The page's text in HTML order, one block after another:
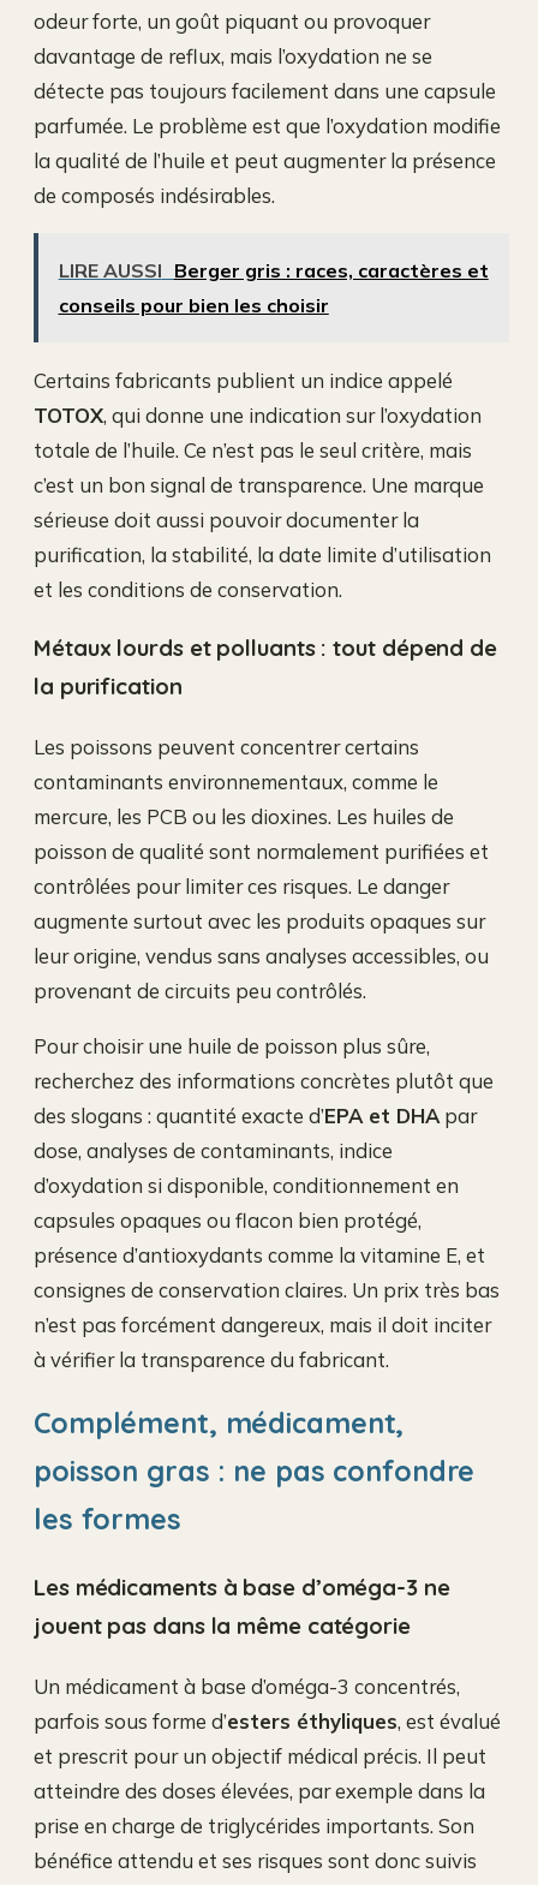
odeur forte, un goût piquant ou provoquer
davantage de reflux, mais l’oxydation ne se
détecte pas toujours facilement dans une capsule
parfumée. Le problème est que l’oxydation modifie
la qualité de l’huile et peut augmenter la présence
de composés indésirables.
LIRE AUSSI Berger gris : races, caractères et
conseils pour bien les choisir
Certains fabricants publient un indice appelé
TOTOX, qui donne une indication sur l’oxydation
totale de l’huile. Ce n’est pas le seul critère, mais
c’est un bon signal de transparence. Une marque
sérieuse doit aussi pouvoir documenter la
purification, la stabilité, la date limite d’utilisation
et les conditions de conservation.
Métaux lourds et polluants : tout dépend de
la purification
Les poissons peuvent concentrer certains
contaminants environnementaux, comme le
mercure, les PCB ou les dioxines. Les huiles de
poisson de qualité sont normalement purifiées et
contrôlées pour limiter ces risques. Le danger
augmente surtout avec les produits opaques sur
leur origine, vendus sans analyses accessibles, ou
provenant de circuits peu contrôlés.
Pour choisir une huile de poisson plus sûre,
recherchez des informations concrètes plutôt que
des slogans : quantité exacte d’EPA et DHA par
dose, analyses de contaminants, indice
d’oxydation si disponible, conditionnement en
capsules opaques ou flacon bien protégé,
présence d’antioxydants comme la vitamine E, et
consignes de conservation claires. Un prix très bas
n’est pas forcément dangereux, mais il doit inciter
à vérifier la transparence du fabricant.
Complément, médicament,
poisson gras : ne pas confondre
les formes
Les médicaments à base d’oméga-3 ne
jouent pas dans la même catégorie
Un médicament à base d’oméga-3 concentrés,
parfois sous forme d’esters éthyliques, est évalué
et prescrit pour un objectif médical précis. Il peut
atteindre des doses élevées, par exemple dans la
prise en charge de triglycérides importants. Son
bénéfice attendu et ses risques sont donc suivis